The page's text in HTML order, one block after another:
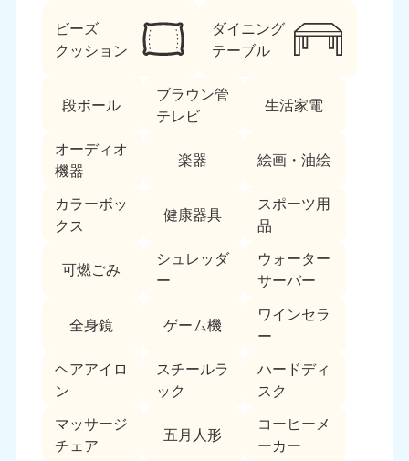
ビーズ
クッション
ダイニング
テーブル
段ボール
ブラウン管
テレビ
生活家電
オーディオ
機器
楽器 絵画・油絵
カラーボッ
クス
健康器具
スポーツ用
品
可燃ごみ
シュレッダ
ー
ウォーター
サーバー
全身鏡 ゲーム機
ワインセラ
ー
ヘアアイロ
ン
スチールラ
ック
ハードディ
スク
マッサージ
チェア
五月人形
コーヒーメ
ーカー
北海道・東北
050-1881-5277
9:00〜19:00 年中無休
050-1881-5276
9:00〜19:00 年中無休
岩手県
9:00〜19:00 年中無休 9:00〜19:00 年中無休
050-1881-5273
9:00〜19:00 年中無休
050-1881-5272
9:00〜19:00 年中無休